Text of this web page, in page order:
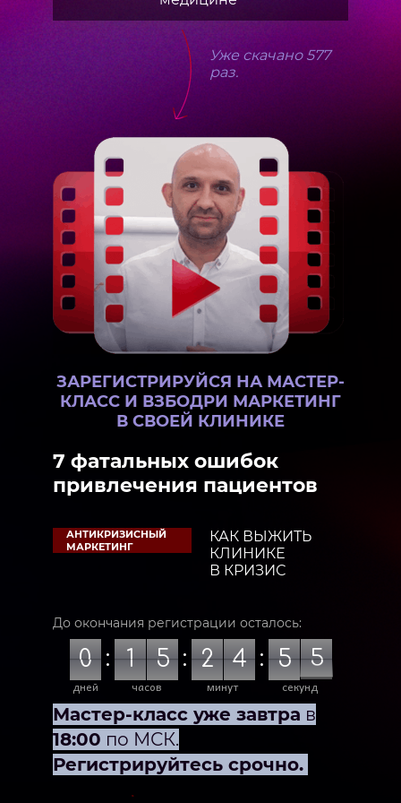
Уже скачано 577
раз.
ЗАРЕГИСТРИРУЙСЯ НА МАСТЕР-
КЛАСС И ВЗБОДРИ МАРКЕТИНГ
В СВОЕЙ КЛИНИКЕ
7 фатальных ошибок
привлечения пациентов
АНТИКРИЗИСНЫЙ
МАРКЕТИНГ
КАК ВЫЖИТЬ
КЛИНИКЕ
В КРИЗИС
До окончания регистрации осталось:
0
0
дней
: 1
1 5
5
часов
: 2
2 5
4
4
5
минут
: 0
5
5
0 4
3
3
4
секунд
Мастер-класс уже завтра в
18:00 по МСК.
Регистрируйтесь срочно.